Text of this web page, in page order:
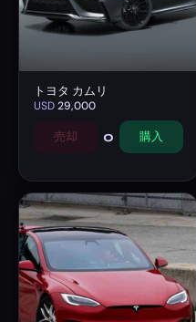
トヨタ カムリ
USD29,000
売却 0 購入